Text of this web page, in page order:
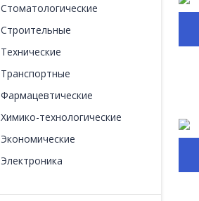
Стоматологические
Строительные
Технические
Транспортные
Фармацевтические
Химико-технологические
Экономические
Электроника